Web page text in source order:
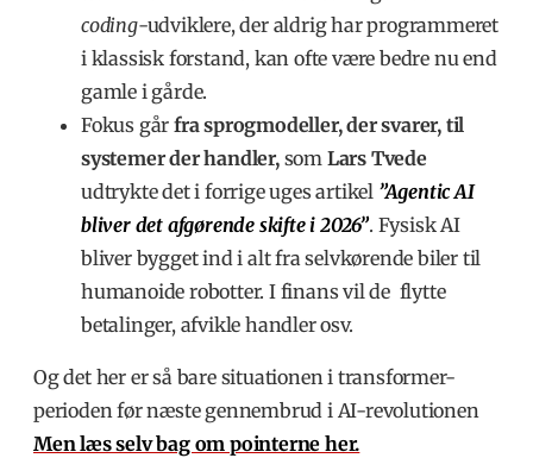
coding-udviklere, der aldrig har programmeret
i klassisk forstand, kan ofte være bedre nu end
gamle i gårde.
Fokus går fra sprogmodeller, der svarer, til
systemer der handler,som Lars Tvede
udtrykte det i forrige uges artikel ”Agentic AI
bliver det afgørende skifte i 2026”. Fysisk AI
bliver bygget ind i alt fra selvkørende biler til
humanoide robotter. I finans vil de flytte
betalinger, afvikle handler osv.
Og det her er så bare situationen i transformer-
perioden før næste gennembrud i AI-revolutionen
Men læs selv bag om pointerne her.